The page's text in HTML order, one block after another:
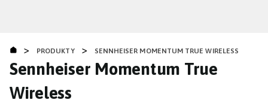
obsahu
> PRODUKTY > SENNHEISER MOMENTUM TRUE WIRELESS
Sennheiser Momentum True
Wireless